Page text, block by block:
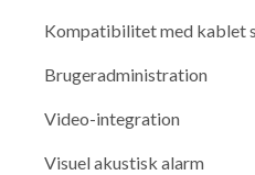
Kompatibilitet med kablet
Brugeradministration
Video-integration
Visuel akustisk alarm